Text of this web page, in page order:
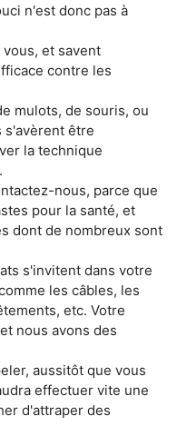
n'est donc pas à
et savent
contre les
mulots, de souris, ou
s'avèrent être
la technique
nous, parce que
pour la santé, et
dont de nombreux sont
s'invitent dans votre
les câbles, les
etc. Votre
nous avons des
aussitôt que vous
effectuer vite une
d'attraper des